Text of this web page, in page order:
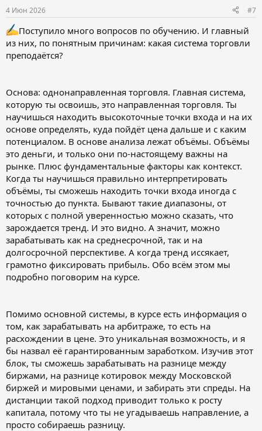
4 Июн 2026 #7
Поступило много вопросов по обучению. И главный
из них, по понятным причинам: какая система торговли
преподаётся?
Основа: однонаправленная торговля. Главная система,
которую ты освоишь, это направленная торговля. Ты
научишься находить высокоточные точки входа и на их
основе определять, куда пойдёт цена дальше и с каким
потенциалом. В основе анализа лежат объёмы. Объёмы
это деньги, и только они по-настоящему важны на
рынке. Плюс фундаментальные факторы как контекст.
Когда ты научишься правильно интерпретировать
объёмы, ты сможешь находить точки входа иногда с
точностью до пункта. Бывают такие диапазоны, от
которых с полной уверенностью можно сказать, что
зарождается тренд. И это видно. А значит, можно
зарабатывать как на среднесрочной, так и на
долгосрочной перспективе. А когда тренд иссякает,
грамотно фиксировать прибыль. Обо всём этом мы
подробно поговорим на курсе.
Помимо основной системы, в курсе есть информация о
том, как зарабатывать на арбитраже, то есть на
расхождении в цене. Это уникальная возможность, и я
бы назвал её гарантированным заработком. Изучив этот
блок, ты сможешь зарабатывать на разнице между
биржами, на разнице котировок между Московской
биржей и мировыми ценами, и забирать эти спреды. На
дистанции такой подход приводит только к росту
капитала, потому что ты не угадываешь направление, а
просто собираешь разницу.